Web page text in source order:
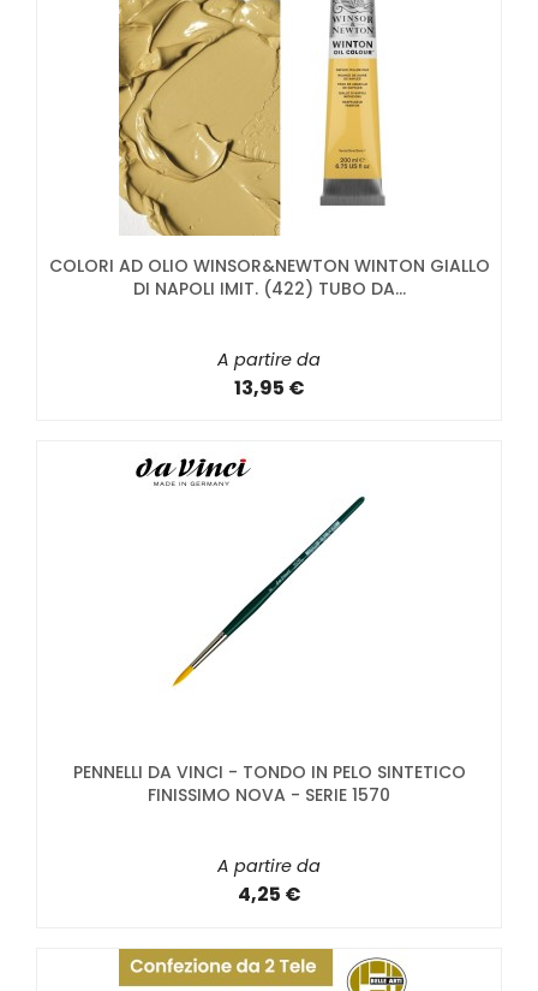
COLORI AD OLIO WINSOR&NEWTON WINTON GIALLO
DI NAPOLI IMIT. (422) TUBO DA...
A partire da
13,95 €
PENNELLI DA VINCI - TONDO IN PELO SINTETICO
FINISSIMO NOVA - SERIE 1570
A partire da
4,25 €